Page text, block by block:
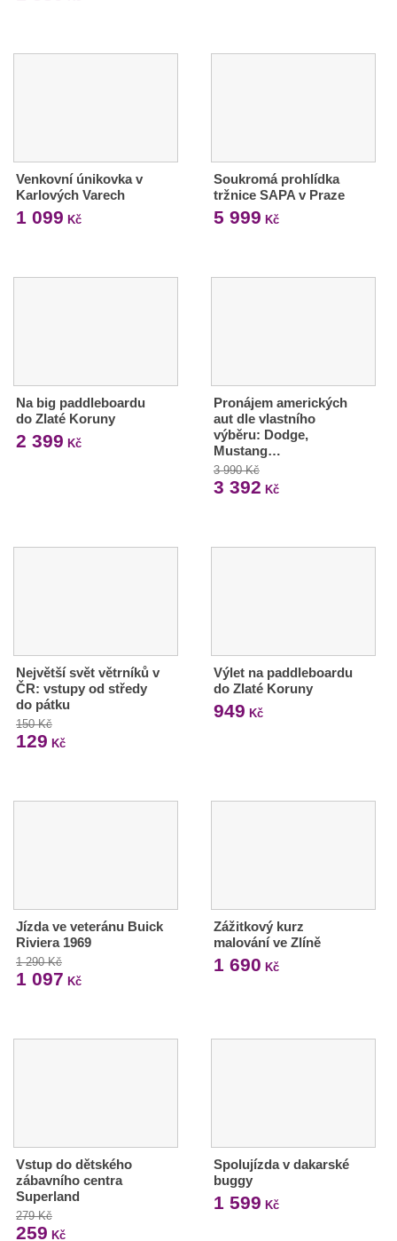
Venkovní únikovka v
Karlových Varech
1 099 Kč
Soukromá prohlídka
tržnice SAPA v Praze
5 999 Kč
Na big paddleboardu
do Zlaté Koruny
2 399 Kč
Pronájem amerických
aut dle vlastního
výběru: Dodge,
Mustang…
3 990 Kč
3 392 Kč
Největší svět větrníků v
ČR: vstupy od středy
do pátku
150 Kč
129 Kč
Výlet na paddleboardu
do Zlaté Koruny
949 Kč
Jízda ve veteránu Buick
Riviera 1969
1 290 Kč
1 097 Kč
Zážitkový kurz
malování ve Zlíně
1 690 Kč
Vstup do dětského
zábavního centra
Superland
279 Kč
259 Kč
Spolujízda v dakarské
buggy
1 599 Kč